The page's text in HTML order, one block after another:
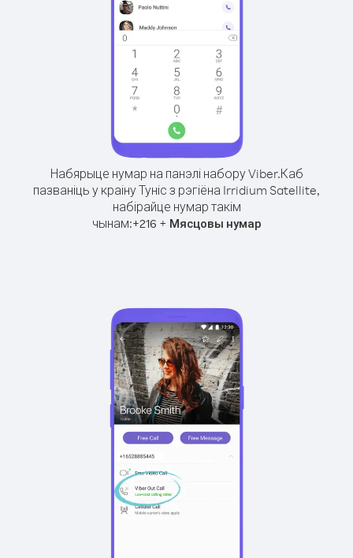
Набярыце нумар на панэлі набору Viber.Каб
пазваніць у краіну Туніс з рэгіёна Irridium Satellite,
набірайце нумар такім
чынам:+216 + Мясцовы нумар